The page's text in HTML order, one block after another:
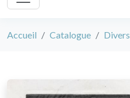
Accueil Catalogue Divers